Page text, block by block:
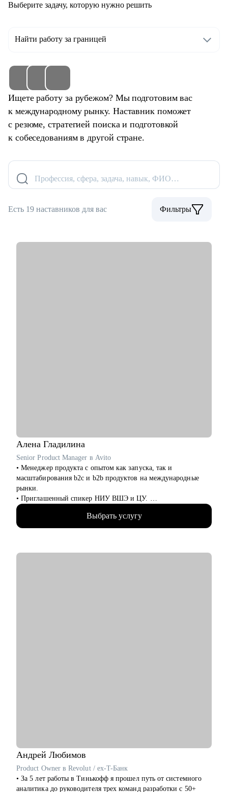
Выберите задачу, которую нужно решить
Найти работу за границей
Ищете работу за рубежом? Мы подготовим вас
к международному рынку. Наставник поможет
с резюме, стратегией поиска и подготовкой
к собеседованиям в другой стране.
Профессия, сфера, задача, навык, ФИО…
Есть 19 наставников для вас Фильтры
Алена Гладилина
Senior Product Manager в Avito
• Менеджер продукта с опытом как запуска, так и
масштабирования b2c и b2b продуктов на международные
рынки.
• Приглашенный спикер НИУ ВШЭ и ЦУ.
• Провела более 100 карьерных консультаций.
• Провела более 70 собеседований.
• Отсмотрела более 300 резюме.
Выбрать услугу
Андрей Любимов
Product Owner в Revolut / ex-T-Банк
• За 5 лет работы в Тинькофф я прошел путь от системного
аналитика до руководителя трех команд разработки с 50+